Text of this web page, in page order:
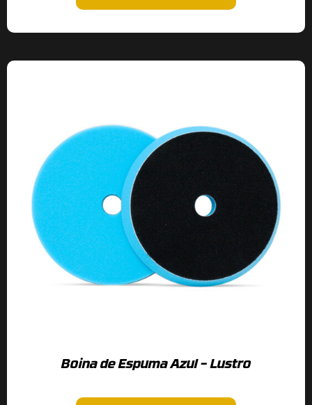
Boina de Espuma Azul – Lustro